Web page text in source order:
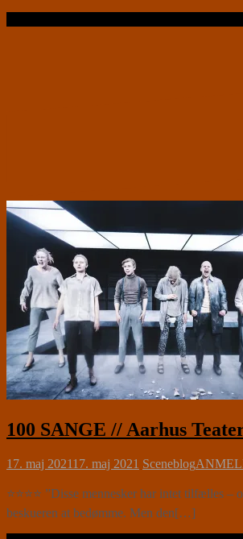
100 SANGE // Aarhus
17. maj 202117. maj 2021 Sceneblog
⭐⭐⭐⭐ ”Disse mennesker har intet
beskueren at bedømme. Men den[…]